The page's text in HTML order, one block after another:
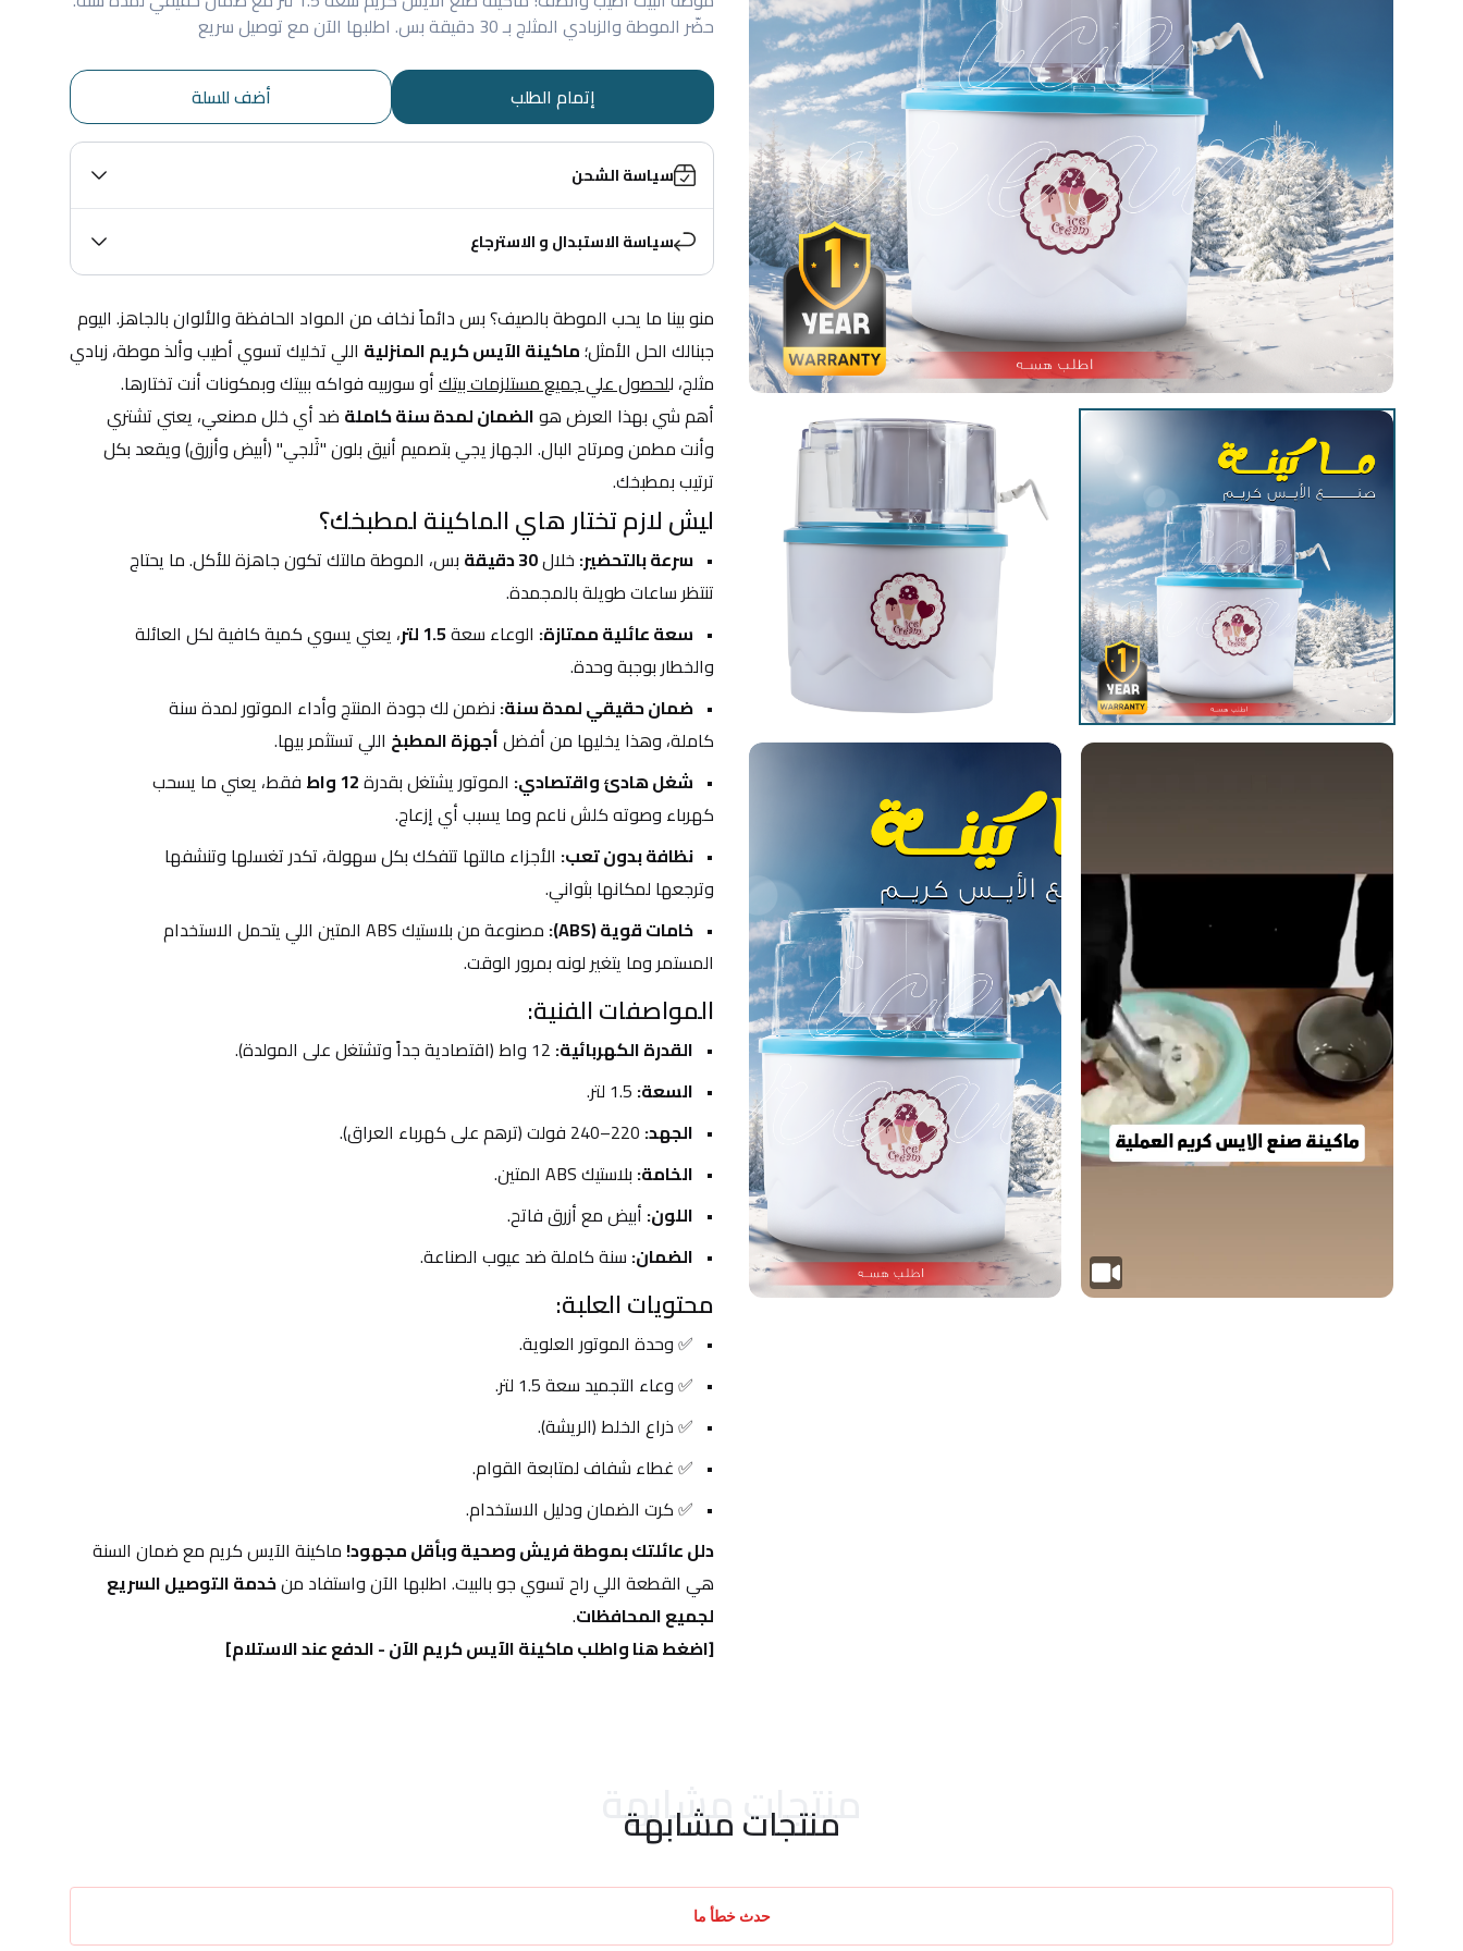
حضّر الموطة والزبادي المثلج بـ 30 دقيقة بس. اطلبها الآن مع توصيل سريع
إتمام الطلب أضف للسلة
سياسة الشحن
سياسة الاستبدال و الاسترجاع
جبنالك الحل الأمثل؛ ماكينة الآيس كريم المنزلية
مثلج، للحصول علي جميع مستلزمات بيتك أو سوربيه فواكه ببيتك وبمكونات أنت تختارها.
أهم شي بهذا العرض هو الضمان لمدة سنة كاملة
ترتيب بمطبخك.
ليش لازم تختار هاي الماكينة لمطبخك؟
سرعة بالتحضير: خلال 30 دقيقة
تنتظر ساعات طويلة بالمجمدة.
سعة عائلية ممتازة: الوعاء سعة 1.5 لتر
والخطار بوجبة وحدة.
ضمان حقيقي لمدة سنة:
كاملة، وهذا يخليها من أفضل أجهزة المطبخ اللي تستثمر بيها.
شغل هادئ واقتصادي: الموتور يشتغل بقدرة 12 واط
كهرباء وصوته كلش ناعم وما يسبب أي إزعاج.
نظافة بدون تعب:
وترجعها لمكانها بثواني.
خامات قوية (ABS):
المستمر وما يتغير لونه بمرور الوقت.
المواصفات الفنية:
القدرة الكهربائية:
السعة:
الجهد:
الخامة: بلاستيك ABS المتين.
اللون: أبيض مع أزرق فاتح.
الضمان: سنة كاملة ضد عيوب الصناعة.
محتويات العلبة:
✅ وحدة الموتور العلوية.
✅ وعاء التجميد سعة 1.5 لتر.
✅ ذراع الخلط (الريشة).
✅ غطاء شفاف لمتابعة القوام.
✅ كرت الضمان ودليل الاستخدام.
دلل عائلتك بموطة فريش وصحية وبأقل مجهود!
هي القطعة اللي راح تسوي جو بالبيت. اطلبها الآن واستفاد من
لجميع المحافظات.
[اضغط هنا واطلب ماكينة الآيس كريم الآن - الدفع عند الاستلام]
منتجات مشابهة
منتجات مشابهة
حدث خطأ ما